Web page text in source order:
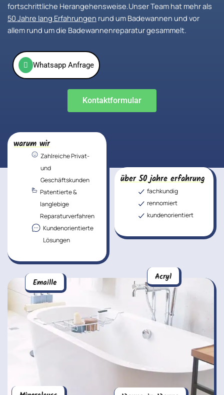
fortschrittliche Herangehensweise.Unser Team hat mehr als
50 Jahre lang Erfahrungen rund um Badewannen und vor
allem rund um die Badewannenreparatur gesammelt.
Whatsapp Anfrage
Kontaktformular
warum wir
Zahlreiche Privat-
und
Geschäftskunden
Patentierte &
langlebige
Reparaturverfahren
Kundenorientierte
Lösungen
über 50 jahre erfahrung
fachkundig
rennomiert
kundenorientiert
Emaille Acryl